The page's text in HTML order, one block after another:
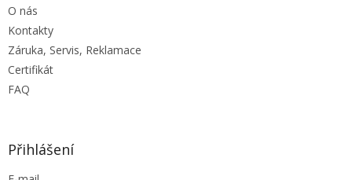
O nás
Kontakty
Záruka, Servis, Reklamace
Certifikát
FAQ
Přihlášení